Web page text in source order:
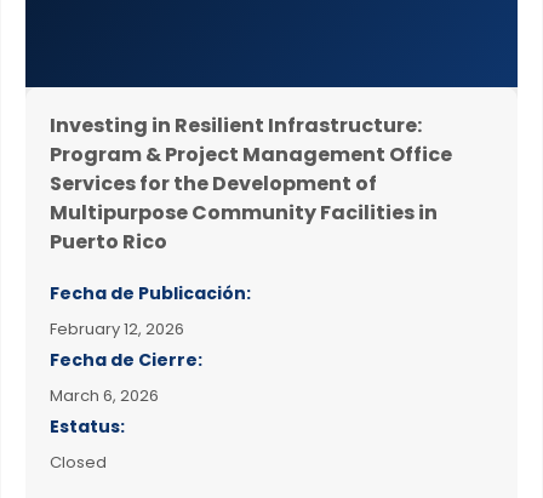
Investing in Resilient Infrastructure:
Program & Project Management Office
Services for the Development of
Multipurpose Community Facilities in
Puerto Rico
Fecha de Publicación:
February 12, 2026
Fecha de Cierre:
March 6, 2026
Estatus:
Closed